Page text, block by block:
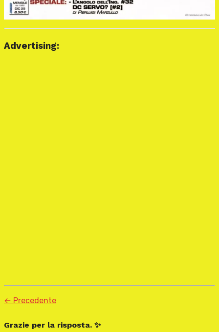
Advertising:
← Precedente
Grazie per la risposta. ✨